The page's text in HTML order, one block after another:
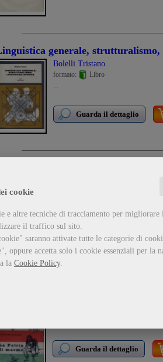
cookie
e altre tecniche di tracciamento per migliorare
il traffico sul sito.
saranno attivate tutte le categorie di
oppure accetta solo i cookie essenziali per la
la Cookie Policy.
generale,
Bolelli Tristano
formato:
Libro
...
Guarda il dettaglio
Guarda il dettaglio
Guarda il dettaglio